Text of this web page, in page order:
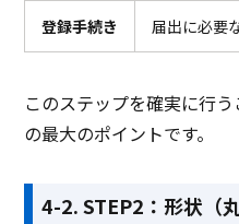
登録手続き 届出に必要
このステップを確実に行
の最大のポイントです。
4-2. STEP2：形状（